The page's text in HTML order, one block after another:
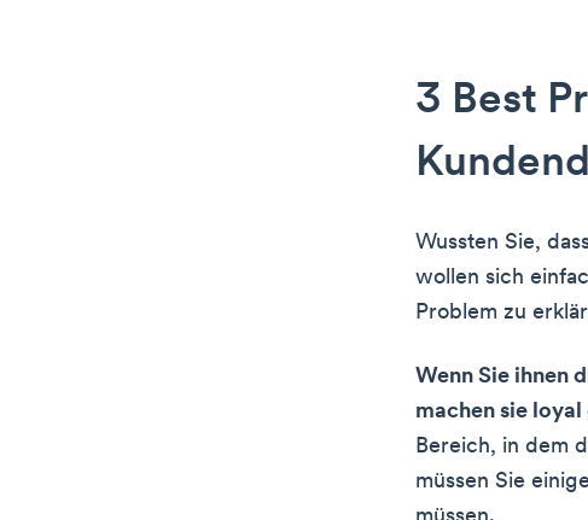
3 Best
Wussten Sie,
wollen sich
Problem zu
Wenn Sie ihnen
machen sie
Bereich, in dem
müssen Sie